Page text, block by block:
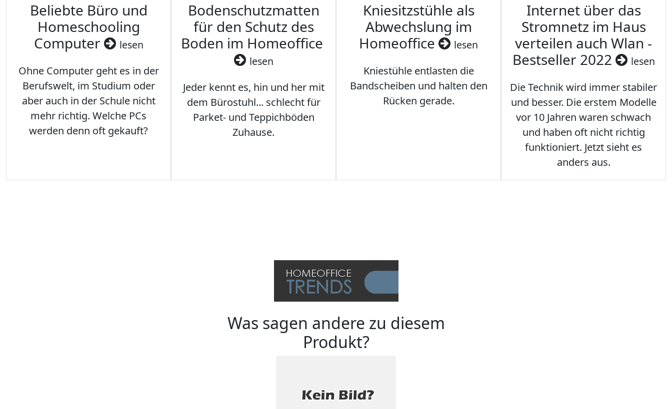
Beliebte Büro und
Homeschooling
Computer
lesen
Ohne Computer geht es in der
Berufswelt, im Studium oder
aber auch in der Schule nicht
mehr richtig. Welche PCs
werden denn oft gekauft?
Bodenschutzmatten
für den Schutz des
Boden im Homeoffice
lesen
Jeder kennt es, hin und her mit
dem Bürostuhl... schlecht für
Parket- und Teppichböden
Zuhause.
Kniesitzstühle als
Abwechslung im
Homeoffice
lesen
Kniestühle entlasten die
Bandscheiben und halten den
Rücken gerade.
Internet über das
Stromnetz im Haus
verteilen auch Wlan -
Bestseller 2022
lesen
Die Technik wird immer stabiler
und besser. Die erstem Modelle
vor 10 Jahren waren schwach
und haben oft nicht richtig
funktioniert. Jetzt sieht es
anders aus.
Was sagen andere zu diesem
Produkt?